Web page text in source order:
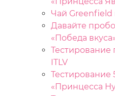
Чай Greenfield
Давайте
«Победа
ITLV
Тестирование
«Принцесса